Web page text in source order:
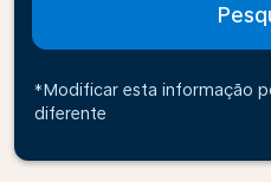
*Modificar esta informação
diferente